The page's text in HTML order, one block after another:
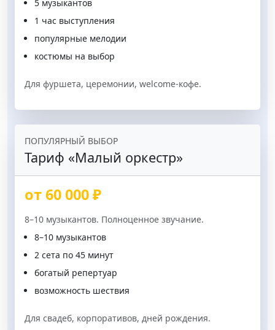
5 музыкантов
1 час выступления
популярные мелодии
костюмы на выбор
Для фуршета, церемонии, welcome-кофе.
ПОПУЛЯРНЫЙ ВЫБОР
Тариф «Малый оркестр»
от 60 000 ₽
8–10 музыкантов. Полноценное звучание.
8–10 музыкантов
2 сета по 45 минут
богатый репертуар
возможность шествия
Для свадеб, корпоративов, дней рождения.